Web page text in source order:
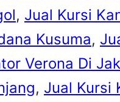
, Jual Kursi
Kusuma,
Verona Di
, Jual Kursi